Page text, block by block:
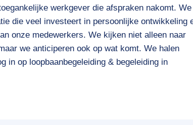
werkgever die afspraken nakomt. We
die veel investeert in persoonlijke ontwikkeling
onze medewerkers. We kijken niet alleen naar
we anticiperen ook op wat komt. We halen
in op loopbaanbegeleiding & begeleiding in